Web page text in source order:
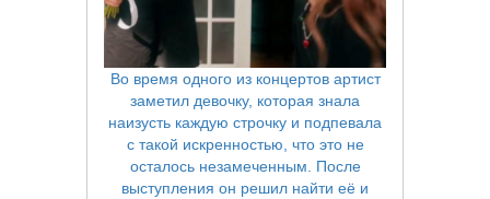
Во время одного из концертов артист
заметил девочку, которая знала
наизусть каждую строчку и подпевала
с такой искренностью, что это не
осталось незамеченным. После
выступления он решил найти её и